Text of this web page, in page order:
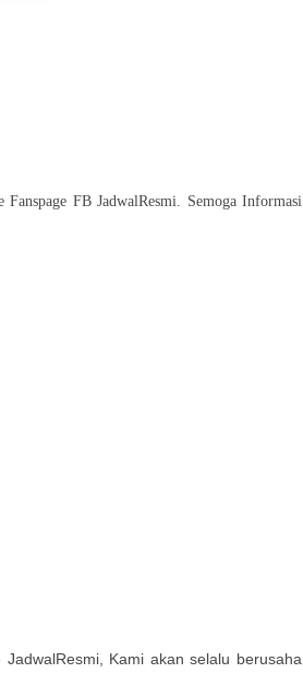
FB JadwalResmi. Semoga Informasi
Kami akan selalu berusaha